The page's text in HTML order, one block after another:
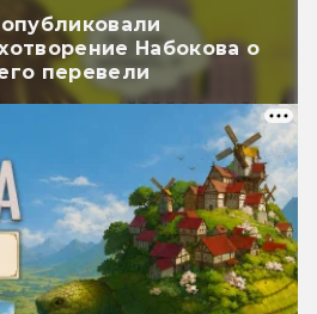
Набокова о
перевели